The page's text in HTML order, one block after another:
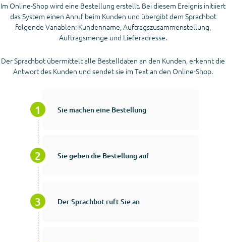
Im Online-Shop wird eine Bestellung erstellt. Bei diesem Ereignis initiiert
das System einen Anruf beim Kunden und übergibt dem Sprachbot
folgende Variablen: Kundenname, Auftragszusammenstellung,
Auftragsmenge und Lieferadresse.
Der Sprachbot übermittelt alle Bestelldaten an den Kunden, erkennt die
Antwort des Kunden und sendet sie im Text an den Online-Shop.
Sie machen eine Bestellung
Sie geben die Bestellung auf
Der Sprachbot ruft Sie an